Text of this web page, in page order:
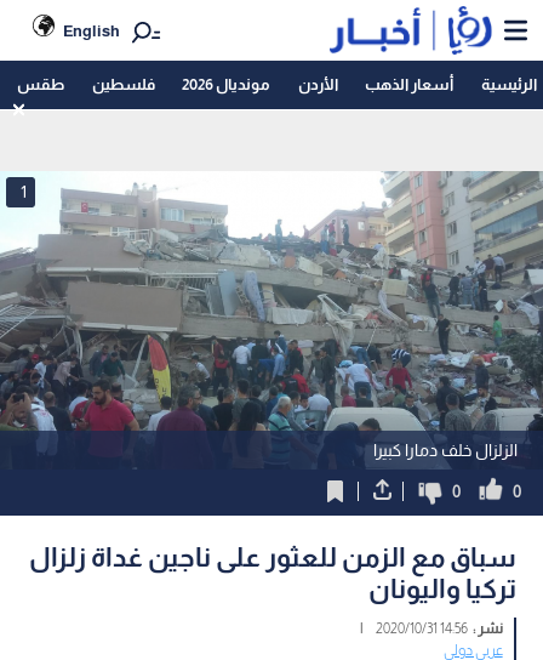
English
الرئيسية أسعار الذهب الأردن مونديال 2026 فلسطين طقس
الزلزال خلف دمارا كبيرا
1
0
0
سباق مع الزمن للعثور على ناجين غداة زلزال
تركيا واليونان
نشر :14:56 2020/10/31
|
عربي دولي